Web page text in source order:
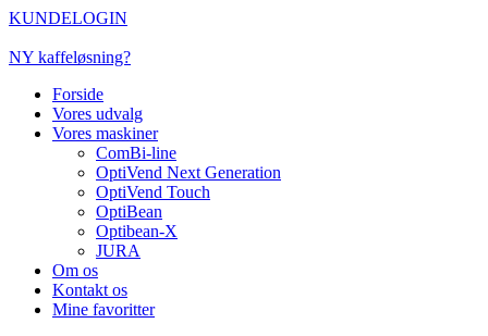
Videre
indhold
KUNDELOGIN
NY kaffeløsning?
Forside
Vores udvalg
Vores maskiner
ComBi-line
OptiVend Next Generation
OptiVend Touch
OptiBean
Optibean-X
JURA
Om os
Kontakt os
Mine favoritter